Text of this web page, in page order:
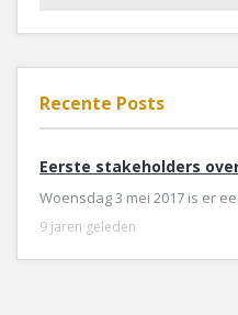
Recente Posts
Eerste stakeholders
Woensdag 3 mei 2017 is er
9 jaren geleden